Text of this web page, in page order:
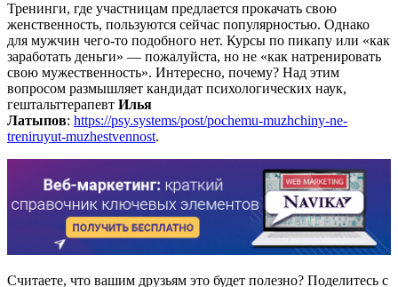
Тренинги, где участницам предлается прокачать свою
женственность, пользуются сейчас популярностью. Однако
для мужчин чего-то подобного нет. Курсы по пикапу или «как
заработать деньги» — пожалуйста, но не «как натренировать
свою мужественность». Интересно, почему? Над этим
вопросом размышляет кандидат психологических наук,
гештальттерапевт Илья
Латыпов: https://psy.systems/post/pochemu-muzhchiny-ne-
treniruyut-muzhestvennost.
Считаете, что вашим друзьям это будет полезно? Поделитесь с